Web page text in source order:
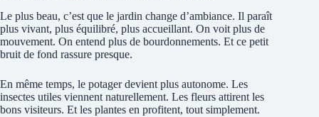
Le plus beau, c’est que le jardin change d’ambiance. Il paraît
plus vivant, plus équilibré, plus accueillant. On voit plus de
mouvement. On entend plus de bourdonnements. Et ce petit
bruit de fond rassure presque.
En même temps, le potager devient plus autonome. Les
insectes utiles viennent naturellement. Les fleurs attirent les
bons visiteurs. Et les plantes en profitent, tout simplement.